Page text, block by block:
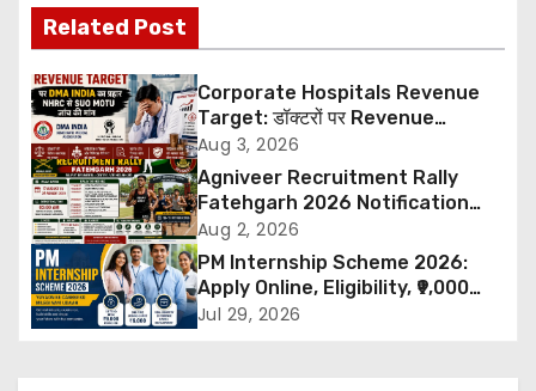
s
t
n
a
v
i
g
Related Post
Corporate Hospitals Revenue
Target: डॉक्टरों पर Revenue
Targets थोपने के खिलाफ DMA India
का बड़ा कदम, NHRC से Suo Motu जांच
की मांग
Aug 3, 2026
Agniveer Recruitment Rally
Fatehgarh 2026 Notification
Out – Rajput Regimental Centre
Rally Schedule, Eligibility,
Documents & Selection Process
Aug 2, 2026
PM Internship Scheme 2026:
Apply Online, Eligibility, ₹9,000
Stipend, Benefits, Selection
Jul 29, 2026